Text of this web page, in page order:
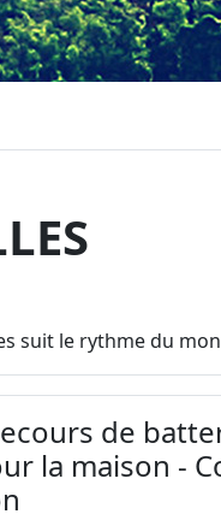
suit le rythme du
de
la maison -